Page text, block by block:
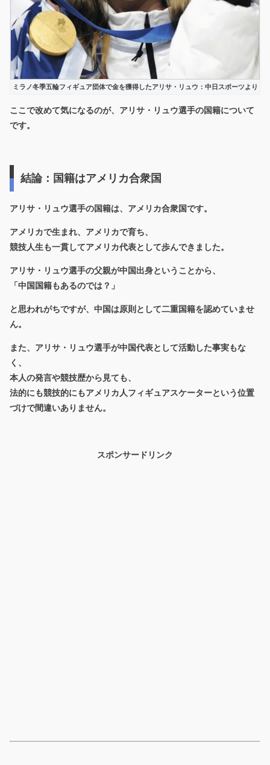
ミラノ冬季五輪フィギュア団体で金を獲得したアリサ・リュウ：中日スポーツより
ここで改めて気になるのが、アリサ・リュウ選手の国籍について
です。
結論：国籍はアメリカ合衆国
アリサ・リュウ選手の国籍は、 アメリカ合衆国です。
アメリカで生まれ、アメリカで育ち、
競技人生も一貫してアメリカ代表として歩んできました。
アリサ・リュウ選手の父親が中国出身ということから、
「中国国籍もあるのでは？」
と思われがちですが、中国は原則として二重国籍を認めていませ
ん。
また、アリサ・リュウ選手が中国代表として活動した事実もな
く、
本人の発言や競技歴から見ても、
法的にも競技的にもアメリカ人フィギュアスケーターという位置
づけで間違いありません。
スポンサードリンク